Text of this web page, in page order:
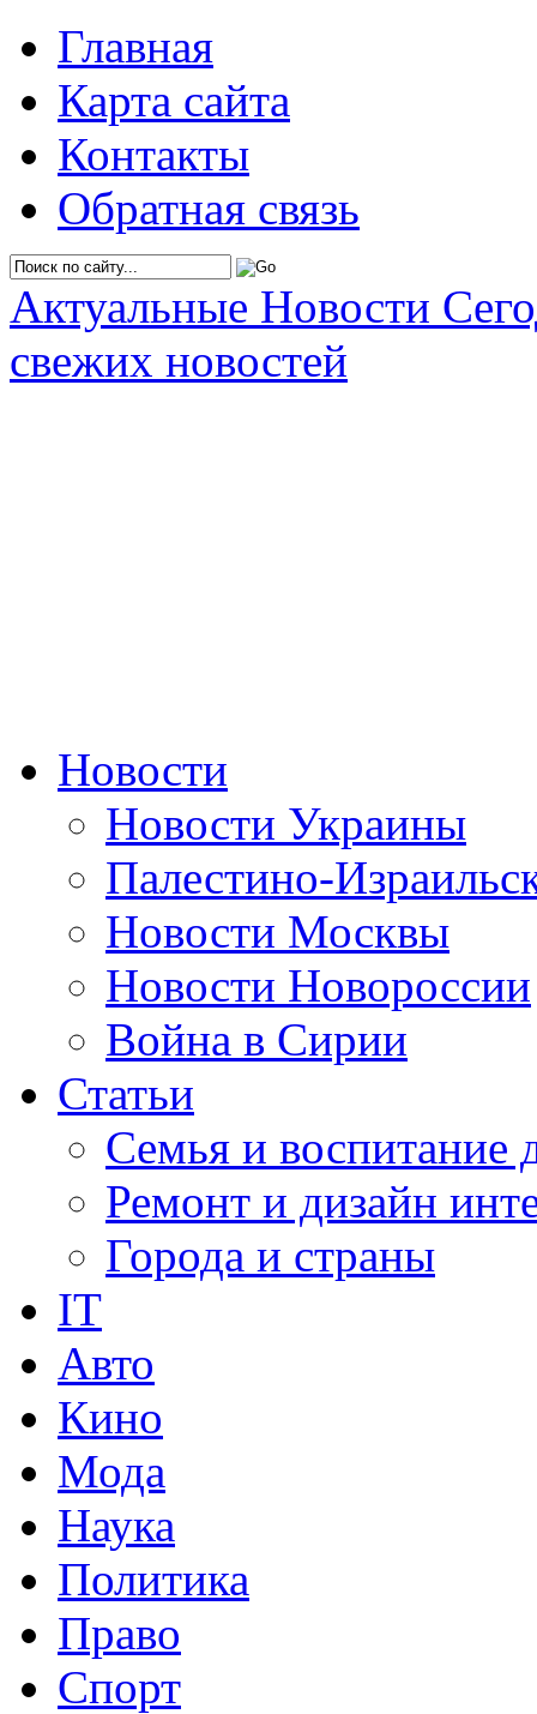
Главная
Карта сайта
Контакты
Обратная связь
Актуальные Новости
свежих новостей
Новости
Новости Украины
Палестино-
Новости Москвы
Новости Новороссии
Война в Сирии
Статьи
Семья и воспитание
Ремонт и дизайн
Города и страны
IT
Авто
Кино
Мода
Наука
Политика
Право
Спорт